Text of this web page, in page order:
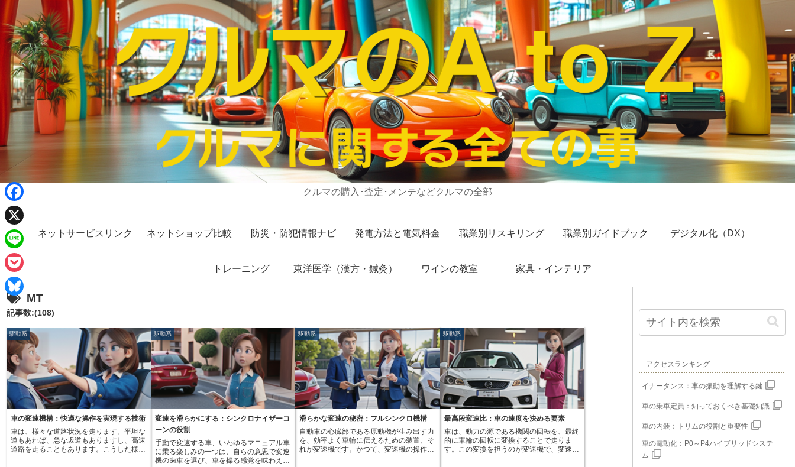
クルマの購入･査定･メンテなどクルマの全部
ネットサービスリンク ネットショップ比較 防災・防犯情報ナビ 発電方法と電気料金 職業別リスキリング 職業別ガイドブック デジタル化（DX）
トレーニング 東洋医学（漢方・鍼灸） ワインの教室 家具・インテリア
MT
記事数:(108)
駆動系
車の変速機構：快適な操作を実現する技術
車は、様々な道路状況を走ります。平坦な
道もあれば、急な坂道もありますし、高速
道路を走ることもあります。こうした様々
駆動系
変速を滑らかにする：シンクロナイザーコ
ーンの役割
手動で変速する車、いわゆるマニュアル車
に乗る楽しみの一つは、自らの意思で変速
機の歯車を選び、車を操る感覚を味わえる
駆動系
滑らかな変速の秘密：フルシンクロ機構
自動車の心臓部である原動機が生み出す力
を、効率よく車輪に伝えるための装置、そ
れが変速機です。かつて、変速機の操作は
駆動系
最高段変速比：車の速度を決める要素
車は、動力の源である機関の回転を、最終
的に車輪の回転に変換することで走りま
す。この変換を担うのが変速機で、変速機
アクセスランキング
イナータンス：車の振動を理解する鍵
車の乗車定員：知っておくべき基礎知識
車の内装：トリムの役割と重要性
車の電動化：P0～P4ハイブリッドシステ
ム
F
a
c
e
b
o
k
X
L
n
e
P
o
c
k
e
t
B
u
e
s
k